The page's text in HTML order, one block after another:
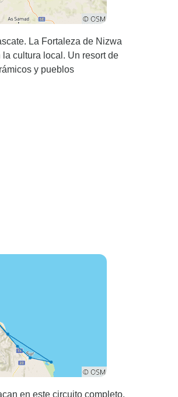
La Fortaleza de Nizwa
cultura local. Un resort de
y pueblos
en este circuito completo.